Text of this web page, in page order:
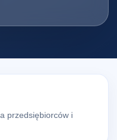
przedsiębiorców i